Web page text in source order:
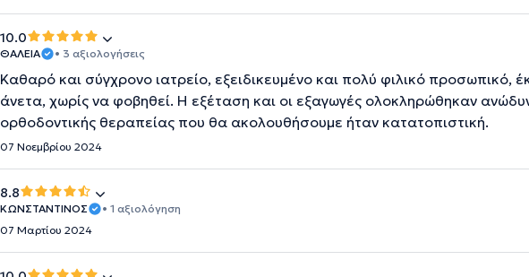
10.0
ΘΑΛΕΙΑ • 3 αξιολογήσεις
Καθαρό και σύγχρονο ιατρείο, εξειδικευμένο και πολύ φιλικό προσωπικό,
άνετα, χωρίς να φοβηθεί. Η εξέταση και οι εξαγωγές ολοκληρώθηκαν
ορθοδοντικής θεραπείας που θα ακολουθήσουμε ήταν κατατοπιστική.
07 Νοεμβρίου 2024
8.8
ΚΩΝΣΤΑΝΤΙΝΟΣ
• 1 αξιολόγηση
07 Μαρτίου 2024